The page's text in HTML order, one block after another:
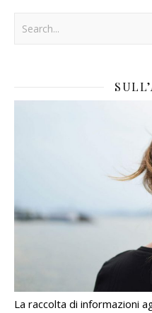
La raccolta di informazioni